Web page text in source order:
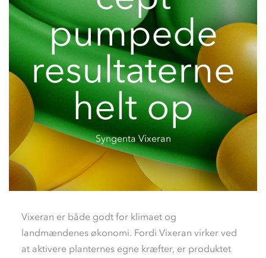
pumpede
resultaterne
helt op
Syngenta Vixeran
Vixeran er både godt for klimaet og
landmændenes økonomi. Fordi Vixeran virker ved
at aktivere planternes egne kræfter, er produktet